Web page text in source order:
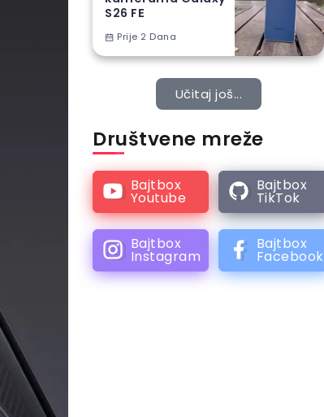
S26 FE
Prije 2 Dana
Učitaj još...
Društvene mreže
Bajtbox
Youtube
Bajtbox
TikTok
Bajtbox
Instagram
Bajtbox
Facebook